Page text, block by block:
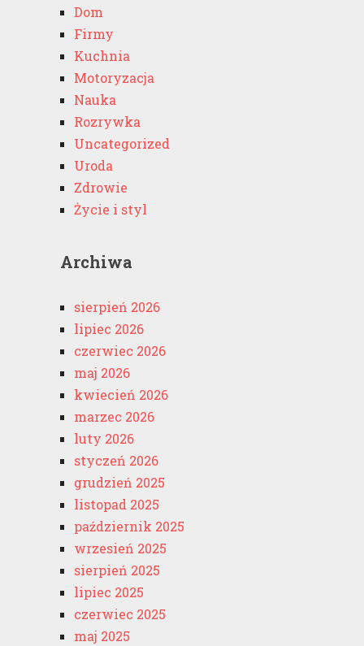
Dom
Firmy
Kuchnia
Motoryzacja
Nauka
Rozrywka
Uncategorized
Uroda
Zdrowie
Życie i styl
Archiwa
sierpień 2026
lipiec 2026
czerwiec 2026
maj 2026
kwiecień 2026
marzec 2026
luty 2026
styczeń 2026
grudzień 2025
listopad 2025
październik 2025
wrzesień 2025
sierpień 2025
lipiec 2025
czerwiec 2025
maj 2025